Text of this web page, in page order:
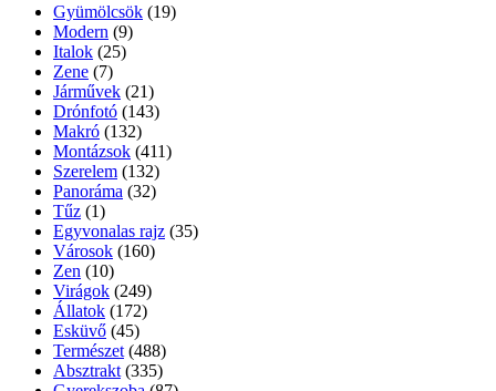
Gyümölcsök (19)
Modern (9)
Italok (25)
Zene (7)
Járművek (21)
Drónfotó (143)
Makró (132)
Montázsok (411)
Szerelem (132)
Panoráma (32)
Tűz (1)
Egyvonalas rajz (35)
Városok (160)
Zen (10)
Virágok (249)
Állatok (172)
Esküvő (45)
Természet (488)
Absztrakt (335)